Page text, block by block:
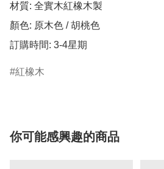
材質: 全實木紅橡木製
顏色: 原木色 / 胡桃色
訂購時間: 3-4星期
紅橡木
你可能感興趣的商品